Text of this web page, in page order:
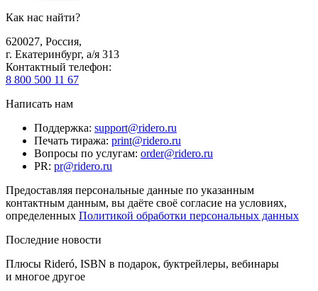
Как нас найти?
620027, Россия,
г. Екатеринбург, а/я 313
Контактный телефон:
8 800 500 11 67
Написать нам
Поддержка: support@ridero.ru
Печать тиража: print@ridero.ru
Вопросы по услугам: order@ridero.ru
PR: pr@ridero.ru
Предоставляя персональные данные по указанным
контактным данным, вы даёте своё согласие на условиях,
определенных Политикой обработки персональных данных
Последние новости
Плюсы Rideró, ISBN в подарок, буктрейлеры, вебинары
и многое другое